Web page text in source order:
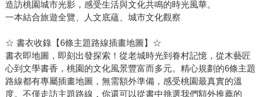
造訪桃園城市光影，感受生活與文化共鳴的時光風華。
一本結合旅遊全覽、人文底蘊、城市文化觀察
☆ 書衣收錄【6條主題路線插畫地圖】☆
書衣即地圖，即刻出發探索！從老城時光到眷村記憶，從木藝匠
心到文學書香，桃園的文化風景豐富而多元。精心規劃的6條主題
路線都有專屬插畫地圖，無需額外準備，感受桃園最真實的溫
度。不僅走訪主題路線，你還可以從書中挑選我們額外推薦的